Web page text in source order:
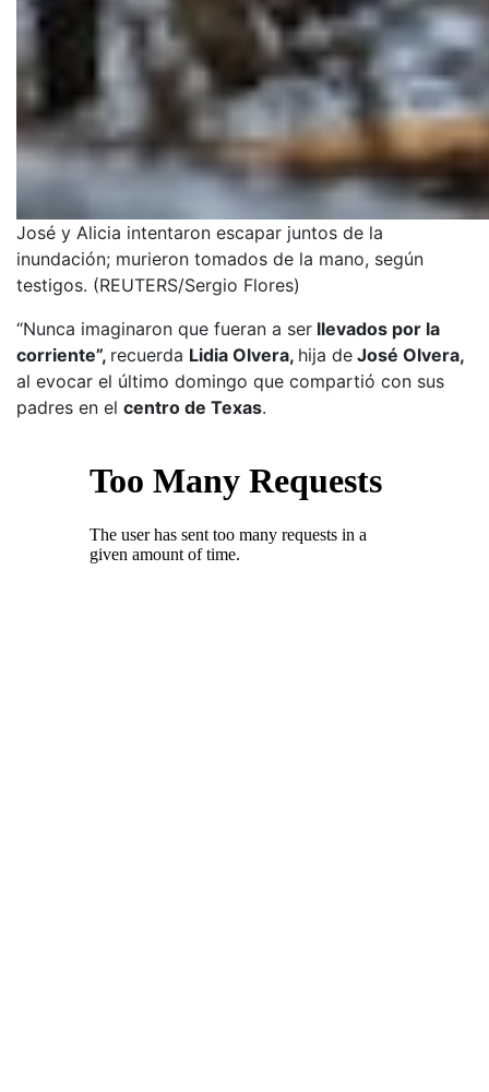
José y Alicia intentaron escapar juntos de la
inundación; murieron tomados de la mano, según
testigos. (REUTERS/Sergio Flores)
“Nunca imaginaron que fueran a ser llevados por la
corriente”, recuerda Lidia Olvera, hija de José Olvera,
al evocar el último domingo que compartió con sus
padres en el centro de Texas.